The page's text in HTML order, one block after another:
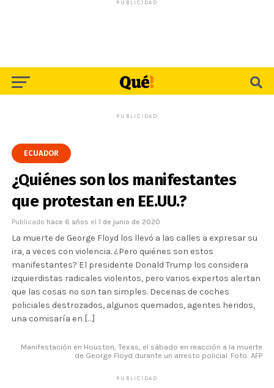
PUBLICIDAD
PUBLICIDAD
ECUADOR
¿Quiénes son los manifestantes
que protestan en EE.UU.?
Publicado hace 6 años el 1 de junio de 2020
La muerte de George Floyd los llevó a las calles a expresar su
ira, a veces con violencia. ¿Pero quiénes son estos
manifestantes? El presidente Donald Trump los considera
izquierdistas radicales violentos, pero varios expertos alertan
que las cosas no son tan simples. Decenas de coches
policiales destrozados, algunos quemados, agentes heridos,
una comisaría en […]
Manifestación en Houston, Texas, el sábado en reacción a la muerte
de George Floyd durante un arresto policial. Foto: AFP
PUBLICIDAD